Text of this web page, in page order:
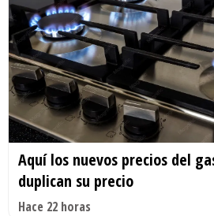
Aquí los nuevos precios del
duplican su precio
Hace 22 horas